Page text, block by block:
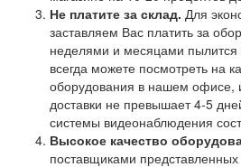
Не платите за склад. Для
заставляем Вас платить за
неделями и месяцами пылится
всегда можете посмотреть на
оборудования в нашем офисе,
доставки не превышает 4-5
системы видеонаблюдения
Высокое качество
поставщиками